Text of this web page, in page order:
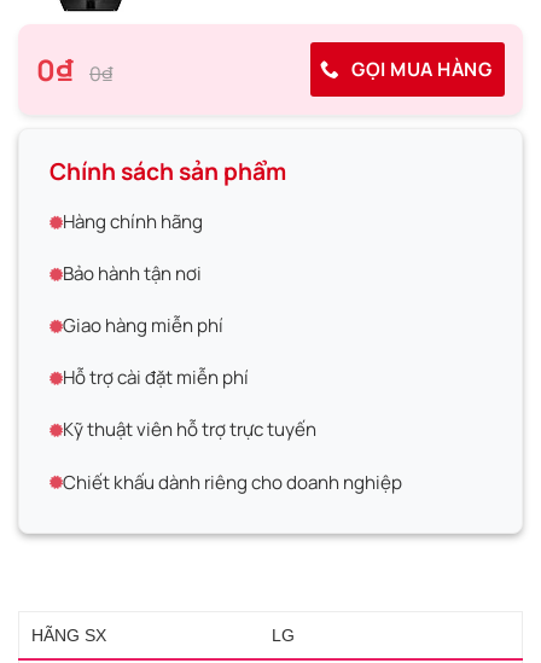
0₫ 0₫ GỌI MUA HÀNG
Chính sách sản phẩm
Hàng chính hãng
Bảo hành tận nơi
Giao hàng miễn phí
Hỗ trợ cài đặt miễn phí
Kỹ thuật viên hỗ trợ trực tuyến
Chiết khấu dành riêng cho doanh nghiệp
HÃNG SX LG